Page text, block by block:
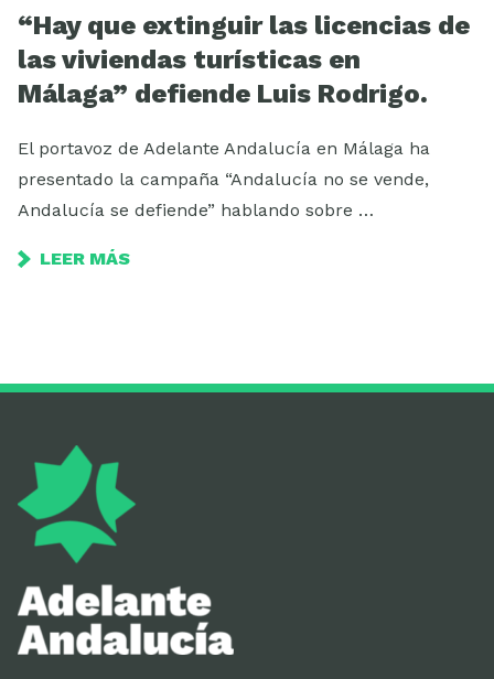
“Hay que extinguir las licencias de
las viviendas turísticas en
Málaga” defiende Luis Rodrigo.
El portavoz de Adelante Andalucía en Málaga ha
presentado la campaña “Andalucía no se vende,
Andalucía se defiende” hablando sobre …
LEER MÁS